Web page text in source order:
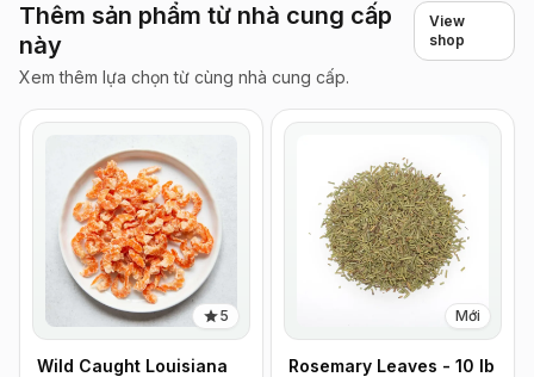
Thêm sản phẩm từ nhà cung cấp
này
View
shop
Xem thêm lựa chọn từ cùng nhà cung cấp.
5
Wild Caught Louisiana
Mới
Rosemary Leaves - 10 lb